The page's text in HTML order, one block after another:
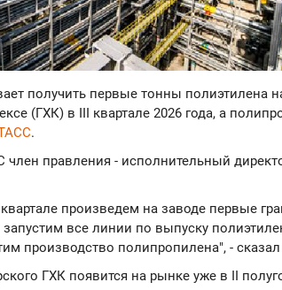
получить первые тонны полиэтилена
(ГХК) в III квартале 2026 года, а
.
правления - исполнительный
произведем на заводе первые
все линии по выпуску
производство полипропилена", -
ГХК появится на рынке уже в II